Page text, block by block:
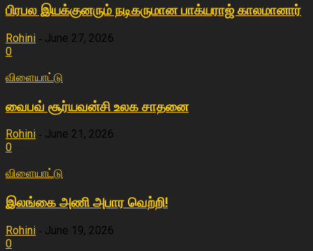
பிரபல இயக்குனரும் நடிகருமான பாக்யராஜ் காலமானார்
Rohini - June 27, 2026
0
விளையா‌ட்டு
வைபவ் சூர்யவன்சி உலக சாதனை
Rohini - June 21, 2026
0
விளையா‌ட்டு
இலங்கை அணி அபார வெற்றி!
Rohini - June 19, 2026
0